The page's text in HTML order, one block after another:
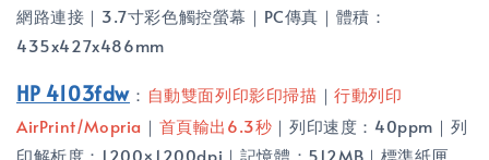
網路連接｜3.7寸彩色觸控螢幕｜PC傳真｜體積：
435x427x486mm
HP 4103fdw ： 自動雙面列印影印掃描 ｜行動列印
AirPrint/Mopria ｜ 首頁輸出6.3秒 ｜列印速度：40ppm｜列